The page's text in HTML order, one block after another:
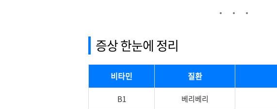
증상 한눈에 정리
비타민 질환
B1 베리베리